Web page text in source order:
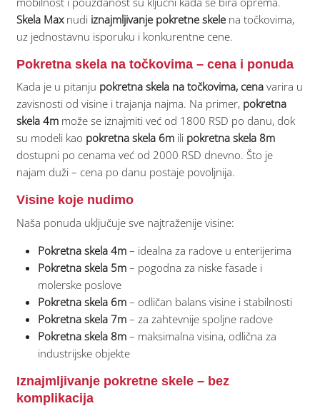
Skela Maxnudi iznajmljivanje pokretne skelena točkovima,
uz jednostavnu isporuku i konkurentne cene.
Pokretna skela na točkovima – cena i ponuda
Kada je u pitanju pokretna skela na točkovima, cenavarira u
zavisnosti od visine i trajanja najma. Na primer, pokretna
skela 4mmože se iznajmiti već od 1800 RSD po danu, dok
su modeli kao pokretna skela 6mili pokretna skela 8m
dostupni po cenama već od 2000 RSD dnevno. Što je
najam duži – cena po danu postaje povoljnija.
Visine koje nudimo
Naša ponuda uključuje sve najtraženije visine:
Pokretna skela 4m– idealna za radove u enterijerima
Pokretna skela 5m– pogodna za niske fasade i
molerske poslove
Pokretna skela 6m– odličan balans visine i stabilnosti
Pokretna skela 7m– za zahtevnije spoljne radove
Pokretna skela 8m– maksimalna visina, odlična za
industrijske objekte
Iznajmljivanje pokretne skele – bez
komplikacija